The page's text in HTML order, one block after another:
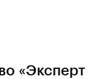
«Эксперт